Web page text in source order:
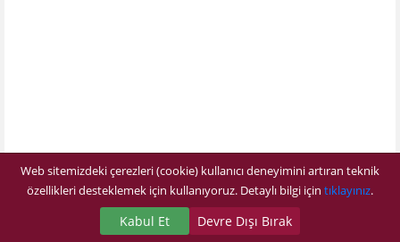
Web sitemizdeki çerezleri (cookie) kullanıcı deneyimini artıran teknik
özellikleri desteklemek için kullanıyoruz. Detaylı bilgi için tıklayınız.
Kabul Et Devre Dışı Bırak